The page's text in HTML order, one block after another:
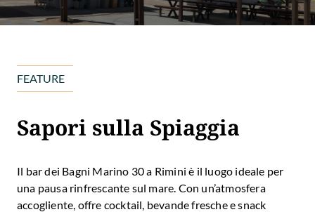
FEATURE
Sapori sulla Spiaggia
Il bar dei Bagni Marino 30 a Rimini è il luogo ideale per
una pausa rinfrescante sul mare. Con un’atmosfera
accogliente, offre cocktail, bevande fresche e snack